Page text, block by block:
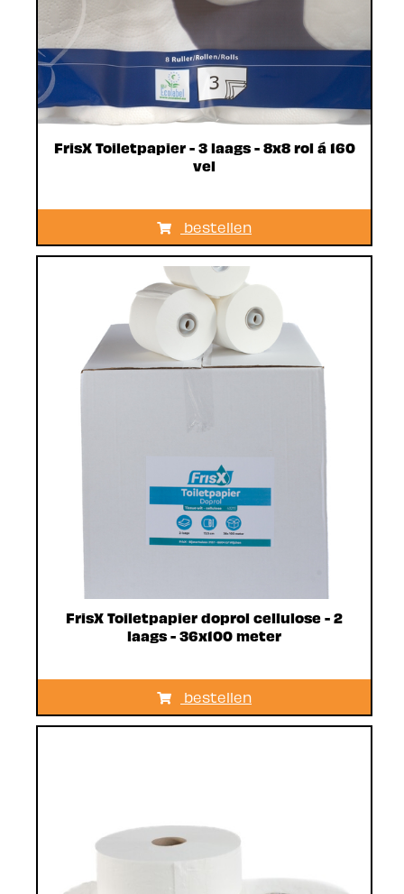
FrisX Toiletpapier - 3 laags - 8x8 rol á 160
vel
bestellen
FrisX Toiletpapier doprol cellulose - 2
laags - 36x100 meter
bestellen